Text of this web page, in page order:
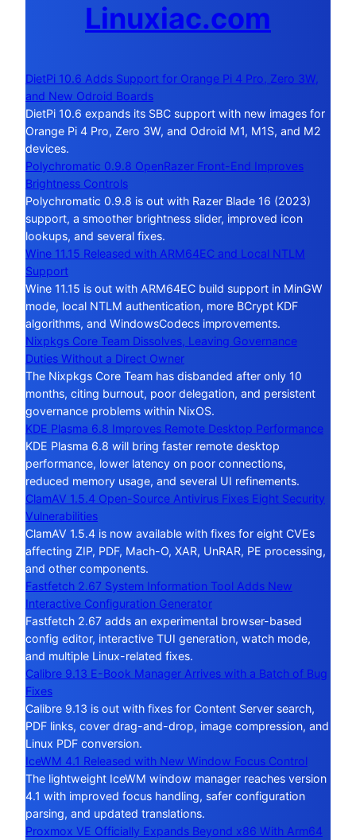
Linuxiac.com
DietPi 10.6 Adds Support for Orange Pi 4 Pro, Zero 3W,
and New Odroid Boards
DietPi 10.6 expands its SBC support with new images for
Orange Pi 4 Pro, Zero 3W, and Odroid M1, M1S, and M2
devices.
Polychromatic 0.9.8 OpenRazer Front-End Improves
Brightness Controls
Polychromatic 0.9.8 is out with Razer Blade 16 (2023)
support, a smoother brightness slider, improved icon
lookups, and several fixes.
Wine 11.15 Released with ARM64EC and Local NTLM
Support
Wine 11.15 is out with ARM64EC build support in MinGW
mode, local NTLM authentication, more BCrypt KDF
algorithms, and WindowsCodecs improvements.
Nixpkgs Core Team Dissolves, Leaving Governance
Duties Without a Direct Owner
The Nixpkgs Core Team has disbanded after only 10
months, citing burnout, poor delegation, and persistent
governance problems within NixOS.
KDE Plasma 6.8 Improves Remote Desktop Performance
KDE Plasma 6.8 will bring faster remote desktop
performance, lower latency on poor connections,
reduced memory usage, and several UI refinements.
ClamAV 1.5.4 Open-Source Antivirus Fixes Eight Security
Vulnerabilities
ClamAV 1.5.4 is now available with fixes for eight CVEs
affecting ZIP, PDF, Mach-O, XAR, UnRAR, PE processing,
and other components.
Fastfetch 2.67 System Information Tool Adds New
Interactive Configuration Generator
Fastfetch 2.67 adds an experimental browser-based
config editor, interactive TUI generation, watch mode,
and multiple Linux-related fixes.
Calibre 9.13 E-Book Manager Arrives with a Batch of Bug
Fixes
Calibre 9.13 is out with fixes for Content Server search,
PDF links, cover drag-and-drop, image compression, and
Linux PDF conversion.
IceWM 4.1 Released with New Window Focus Control
The lightweight IceWM window manager reaches version
4.1 with improved focus handling, safer configuration
parsing, and updated translations.
Proxmox VE Officially Expands Beyond x86 With Arm64